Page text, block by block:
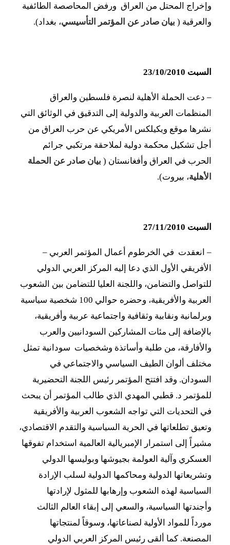
وإخراج المحتل من العراق ورفض المحاصصة الطائفية
والعرقية ( بيان صادر عن المؤتمر التأسيسي، بغداد).
السبت 23/10/2010
– دعت الحملة الأهلية لنصرة فلسطين والعراق
المنظمات العربية والدولية إلى التدقيق في الوثائق التي
نشرها موقع ويكيلكس الأمريكي عن حرب العراق من
أجل تشكيل محكمة دولية لملاحقة مرتكبي جرائم
الحرب في العراق وأفغانستان ( بيان صادر عن الحملة
الأهلية، بيروت).
السبت 27/11/2010
– انعقدت في الخرطوم أعمال المؤتمر العربي –
الأفريقي الأول الذي دعا إليه المركز العربي الدولي
للتواصل والتضامن، واللجنة العليا للتضامن بين الشعوب
العربية والأفريقية، وحضره حوالي 100 شخصية سياسية
وبرلمانية ونقابية وثقافية واجتماعية عربية وأفريقية،
بالإضافة إلى مئات المشاركين السودانيين والعرب
والأفارقة، من طلبة وأساتذة وشخصيات سودانية تمثل
مختلف ألوان الطيف السياسي والاجتماعي في
السودان. وقد افتتح المؤتمر رئيس اللجنة التحضيرية
للمؤتمر د. قطبي المهدي الذي طالب المؤتمر أن يبحث
في التحديات التي تواجه الشعوب العربية والأفريقية
وتعيق تطلعاتها في الحرية السياسية والتقدم الاقتصادي،
مشيراً إلى استمرار الإمبريالية العالمية استخدام تفوقها
العسكري وآلية العولمة بجيوشها وبوليسها الدولي
وتشريعاتها الدولية ومحاكمها الدولية لسلب الإرادة
السياسية لهذه الشعوب وإرهابها للمثول لإرادتها
وأجندتها السياسية، والسعي إلى إبقاء العالم الثالث
مورداً للمواد الأولية لصناعاتها، وسوقاً لمنتجاتها
المصنعة. كما ألقى رئيس المركز العربي الدولي